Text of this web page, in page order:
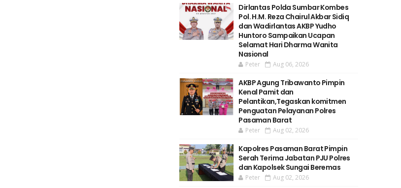
Dirlantas Polda Sumbar Kombes
Pol. H.M. Reza Chairul Akbar Sidiq
dan Wadirlantas AKBP Yudho
Huntoro Sampaikan Ucapan
Selamat Hari Dharma Wanita
Nasional
Peter Aug 06, 2026
AKBP Agung Tribawanto Pimpin
Kenal Pamit dan
Pelantikan,Tegaskan komitmen
Penguatan Pelayanan Polres
Pasaman Barat
Peter Aug 02, 2026
Kapolres Pasaman Barat Pimpin
Serah Terima Jabatan PJU Polres
dan Kapolsek Sungai Beremas
Peter Aug 02, 2026